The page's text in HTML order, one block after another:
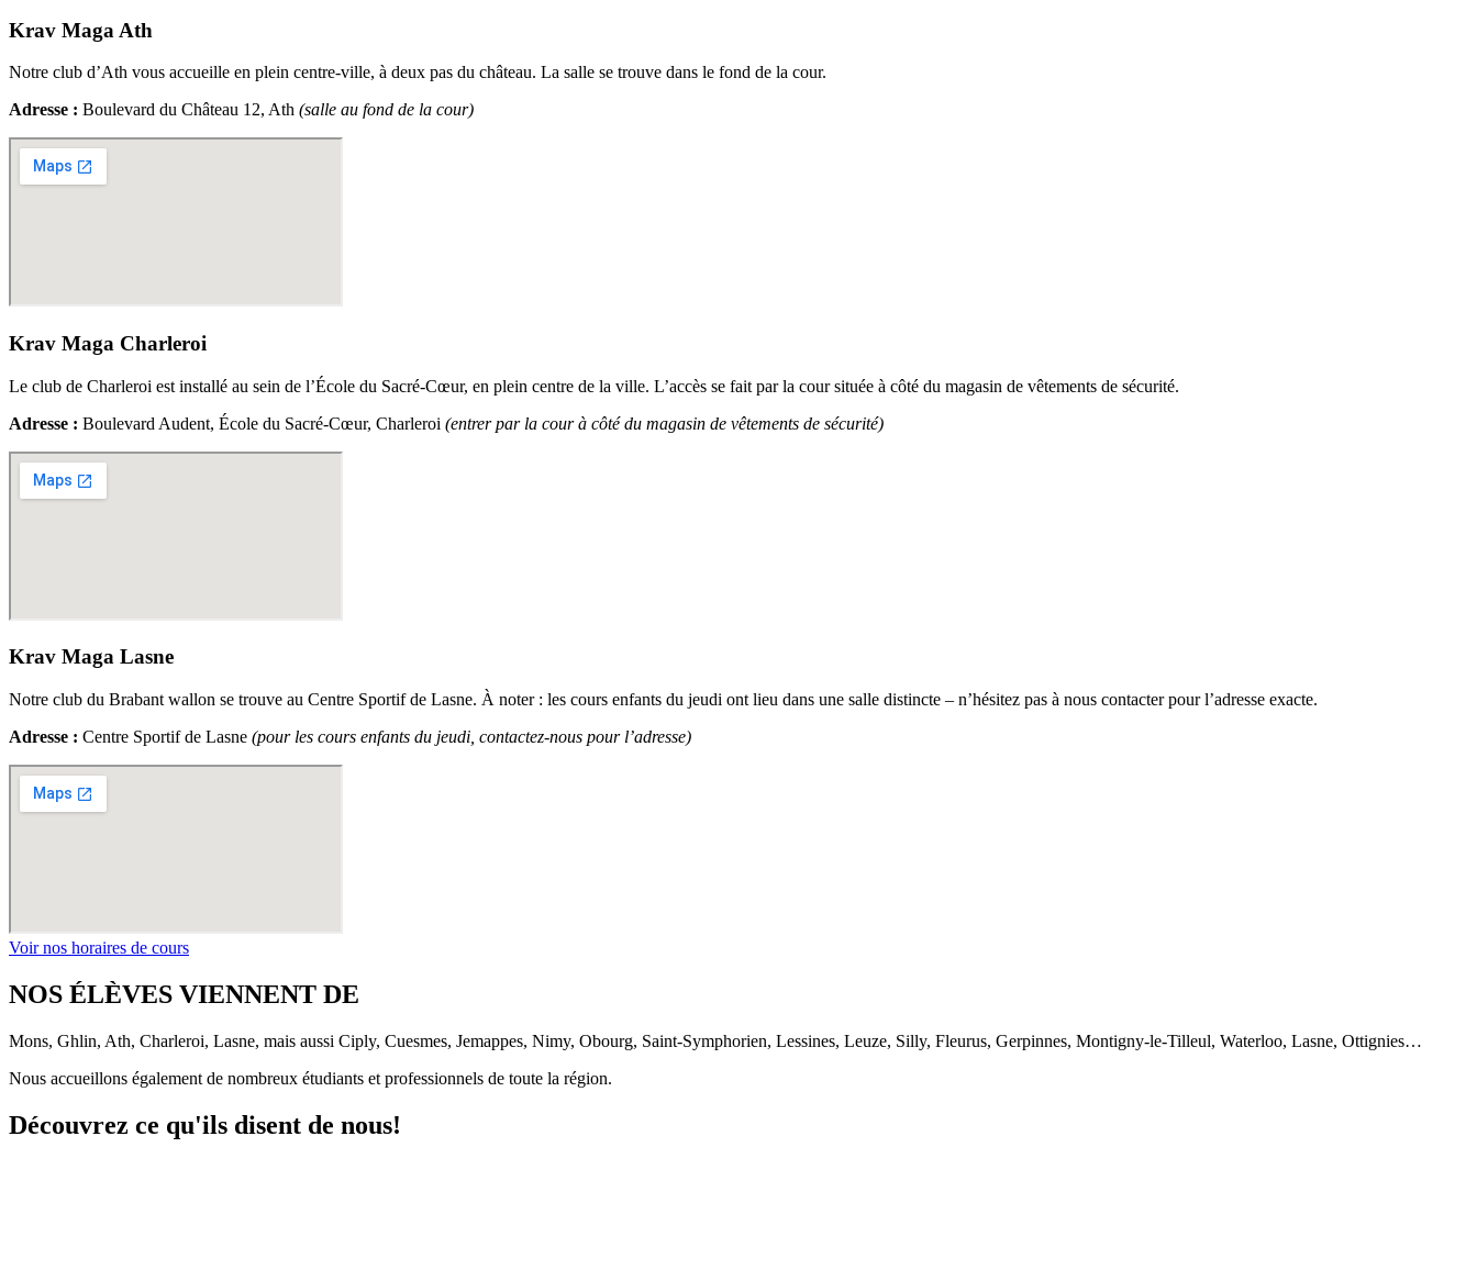
Krav Maga Ath
Notre club d’Ath vous accueille en plein centre-ville, à deux pas du château. La salle se trouve dans le fond de la cour.
Adresse : Boulevard du Château 12, Ath (salle au fond de la cour)
Krav Maga Charleroi
Le club de Charleroi est installé au sein de l’École du Sacré-Cœur, en plein centre de la ville. L’accès se fait par la cour située à côté du magasin de vêtements de sécurité.
Adresse : Boulevard Audent, École du Sacré-Cœur, Charleroi (entrer par la cour à côté du magasin de vêtements de sécurité)
Krav Maga Lasne
Notre club du Brabant wallon se trouve au Centre Sportif de Lasne. À noter : les cours enfants du jeudi ont lieu dans une salle distincte – n’hésitez pas à nous contacter pour l’adresse exacte.
Adresse : Centre Sportif de Lasne (pour les cours enfants du jeudi, contactez-nous pour l’adresse)
Voir nos horaires de cours
NOS ÉLÈVES VIENNENT DE
Mons, Ghlin, Ath, Charleroi, Lasne, mais aussi Ciply, Cuesmes, Jemappes, Nimy, Obourg, Saint-Symphorien, Lessines, Leuze, Silly, Fleurus, Gerpinnes, Montigny-le-Tilleul, Waterloo, Lasne, Ottignies…
Nous accueillons également de nombreux étudiants et professionnels de toute la région.
Découvrez ce qu'ils disent de nous!